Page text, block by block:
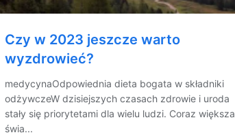
Czy w 2023 jeszcze warto
wyzdrowieć?
medycynaOdpowiednia dieta bogata w składniki
odżywczeW dzisiejszych czasach zdrowie i uroda
stały się priorytetami dla wielu ludzi. Coraz większa
świa...